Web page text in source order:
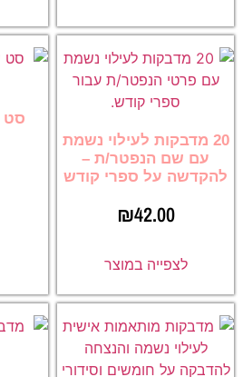
20 מדבקות לעילוי נשמת
עם שם הנפטר/ת –
להקדשה על ספרי קודש
₪42.00
לצפייה במוצר